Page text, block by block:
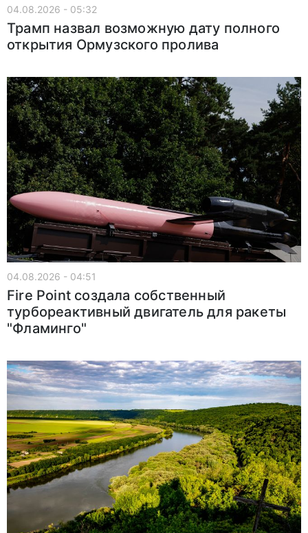
04.08.2026 - 05:32
Трамп назвал возможную дату полного
открытия Ормузского пролива
04.08.2026 - 04:51
Fire Point создала собственный
турбореактивный двигатель для ракеты
"Фламинго"